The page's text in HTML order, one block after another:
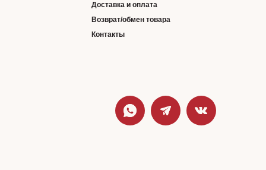
Доставка и оплата
Возврат/обмен товара
Контакты